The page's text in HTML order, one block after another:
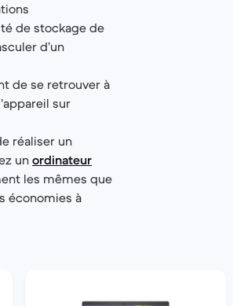
de stockage de
d’un
de se retrouver à
sur
réaliser un
un ordinateur
les mêmes que
économies à